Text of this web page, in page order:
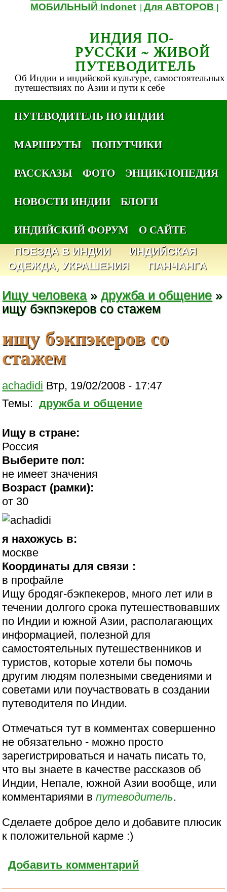
МОБИЛЬНЫЙ Indonet |Для АВТОРОВ
ИНДИЯ ПО-
РУССКИ ~ ЖИВОЙ
ПУТЕВОДИТЕЛЬ
Об Индии и индийской культуре, самостоятельных
путешествиях по Азии и пути к себе
ПУТЕВОДИТЕЛЬ ПО ИНДИИ
МАРШРУТЫ
ПОПУТЧИКИ
РАССКАЗЫ
ФОТО
ЭНЦИКЛОПЕДИЯ
НОВОСТИ ИНДИИ
БЛОГИ
ИНДИЙСКИЙ ФОРУМ
О САЙТЕ
ПОЕЗДА В ИНДИИ
ИНДИЙСКАЯ
ОДЕЖДА, УКРАШЕНИЯ
ПАНЧАНГА
Ищу человека »дружба и общение »
ищу бэкпэкеров со стажем
ищу бэкпэкеров со
стажем
achadidi Втр, 19/02/2008 - 17:47
Темы: дружба и общение
Ищу в стране:
Россия
Выберите пол:
не имеет значения
Возраст (рамки):
от 30
я нахожусь в:
москве
Координаты для связи :
в профайле
Ищу бродяг-бэкпекеров, много лет или в
течении долгого срока путешествовавших
по Индии и южной Азии, располагающих
информацией, полезной для
самостоятельных путешественников и
туристов, которые хотели бы помочь
другим людям полезными сведениями и
советами или поучаствовать в создании
путеводителя по Индии.
Отмечаться тут в комментах совершенно
не обязательно - можно просто
зарегистрироваться и начать писать то,
что вы знаете в качестве рассказов об
Индии, Непале, южной Азии вообще, или
комментариями впутеводитель.
Сделаете доброе дело и добавите плюсик
к положительной карме :)
Добавить комментарий